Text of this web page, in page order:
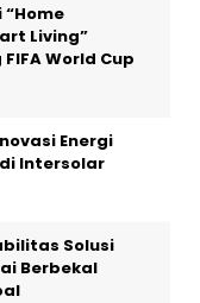
Living”
World Cup
Energi
Intersolar
Solusi
Berbekal